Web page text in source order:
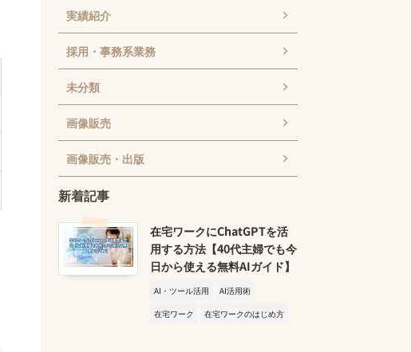
実績紹介
採用・事務系業務
未分類
画像販売
画像販売・出版
新着記事
在宅ワークにChatGPTを活
用する方法【40代主婦でも今
日から使える無料AIガイド】
AI・ツール活用
AI活用術
在宅ワーク
在宅ワークのはじめ方